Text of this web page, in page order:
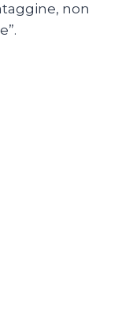
non